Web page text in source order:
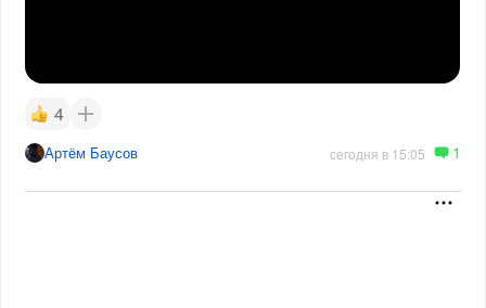
4
Артём Баусов сегодня в 15:05 1